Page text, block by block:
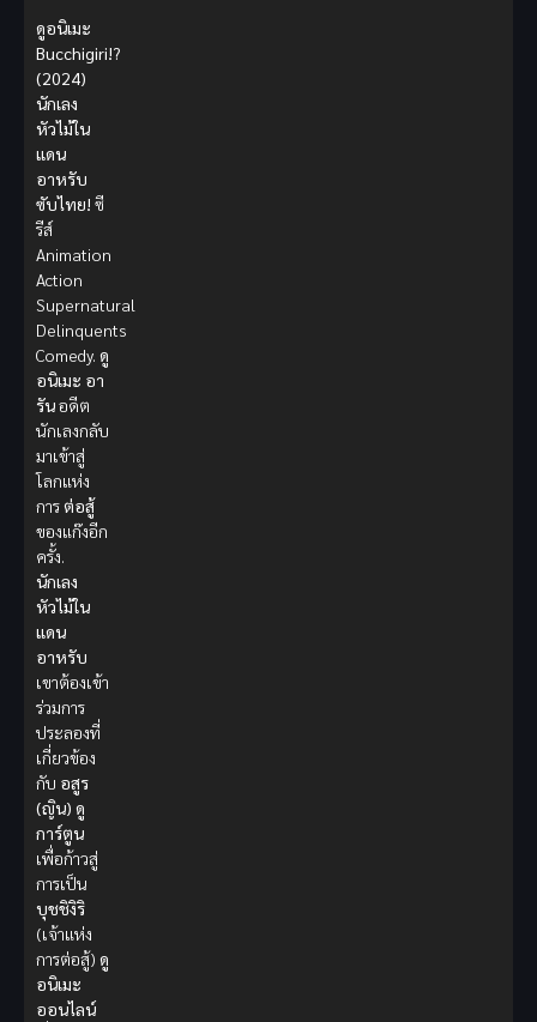
ดูอนิเมะ
Bucchigiri!?
(2024)
นักเลง
หัวไม้ใน
แดน
อาหรับ
ซับไทย! ซี
รีส์
Animation
Action
Supernatural
Delinquents
Comedy. ดู
อนิเมะ อา
รันอดีต
นักเลงกลับ
มาเข้าสู่
โลกแห่ง
การต่อสู้
ของแก๊งอีก
ครั้ง.
นักเลง
หัวไม้ใน
แดน
อาหรับ
เขาต้องเข้า
ร่วมการ
ประลองที่
เกี่ยวข้อง
กับ อสูร
(ญิน) ดู
การ์ตูน
เพื่อก้าวสู่
การเป็น
บุชชิงิริ
(เจ้าแห่ง
การต่อสู้) ดู
อนิเมะ
ออนไลน์